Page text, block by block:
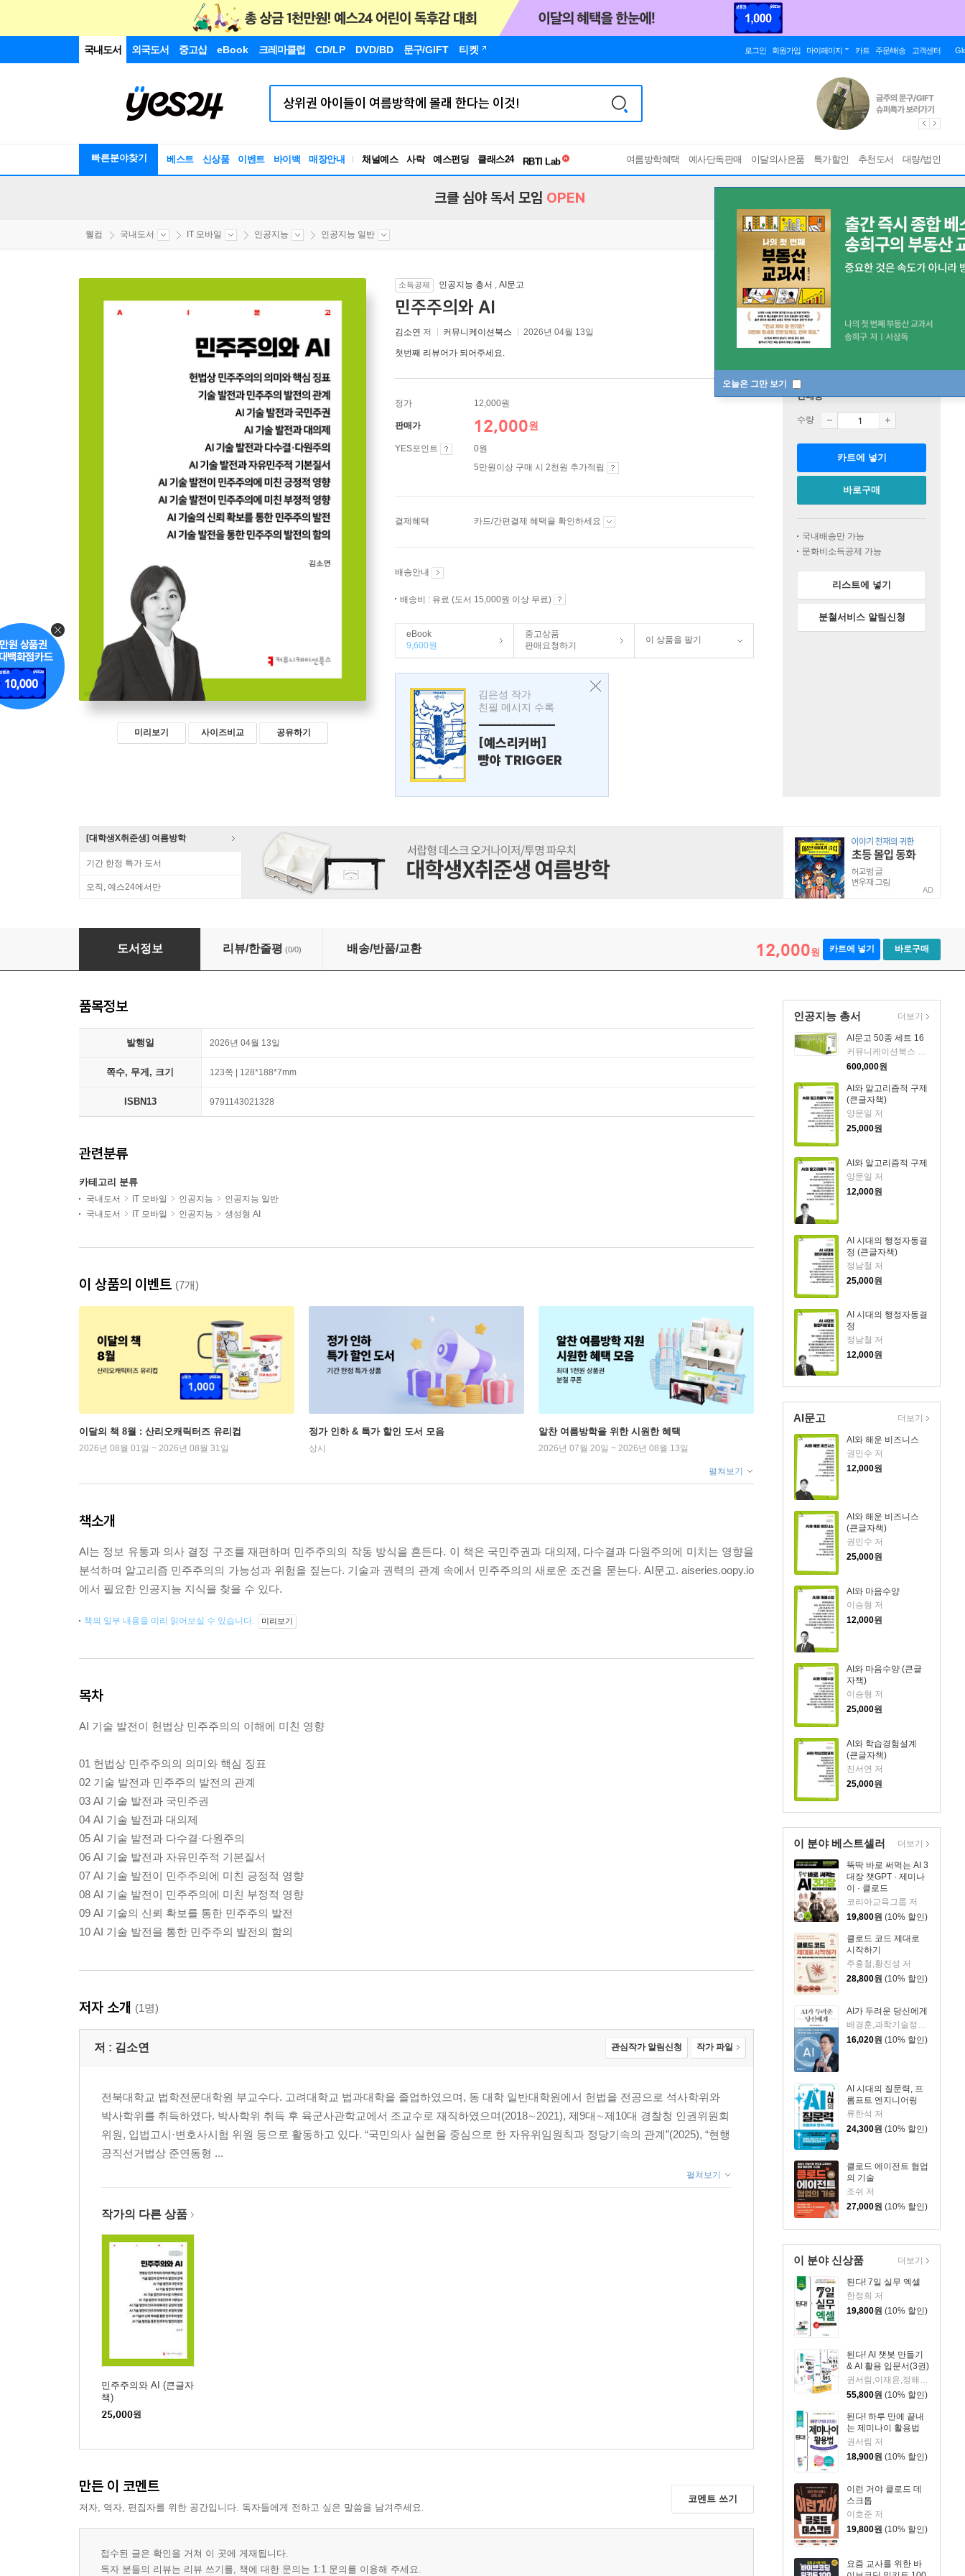
국내도서 외국도서 중고샵 eBook 크레마클럽 CD/LP DVD/BD 문구/GIFT 티켓 로그인 회원가입 마이페이지 카트 주문/배송 고객센터
빠른분야찾기 베스트 신상품 이벤트 바이백 매장안내 채널예스 사락 예스펀딩 클래스24
RBTI Lab
독서유형검사
여름방학혜택 예사단독판매 이달의사은품 특가할인 추천도서 대량/법인
오늘은 그만 보기
크클 심야 독서 모임 OPEN
웰컴 국내도서 IT 모바일 인공지능 인공지능 일반
미리보기 사이즈비교 공유하기
소득공제 인공지능 총서 , AI문고
민주주의와 AI
김소연 저 커뮤니케이션북스 2026년 04월 13일
첫번째 리뷰어가 되어주세요.
정가 12,000원
판매가 12,000원
YES포인트
0원
5만원이상 구매 시 2천원 추가적립
결제혜택 카드/간편결제 혜택을 확인하세요
배송안내
배송비 : 유료 (도서 15,000원 이상 무료)
eBook
9,600원
중고상품
판매요청하기
이 상품을 팔기
김은성 작가
친필 메시지 수록
---------------
[예스리커버]
빵야 TRIGGER
판매중
수량
카트에 넣기
바로구매
국내배송만 가능
문화비소득공제 가능
리스트에 넣기
분철서비스 알림신청
[대학생X취준생] 여름방학
기간 한정 특가 도서
오직, 예스24에서만 AD
민주주의와 AI
도서정보 리뷰/한줄평 (0/0) 배송/반품/교환 12,000원 카트에 넣기 바로구매
인공지능 총서
AI문고 50종 세트 16
커뮤니케이션북스 AI문고 기획팀 저
600,000원
AI와 알고리즘적 구제
(큰글자책)
양문일 저
25,000원
AI와 알고리즘적 구제
양문일 저
12,000원
AI 시대의 행정자동결
정 (큰글자책)
정남철 저
25,000원
AI 시대의 행정자동결
정
정남철 저
12,000원
더보기
AI문고
AI와 해운 비즈니스
권민수 저
12,000원
AI와 해운 비즈니스
(큰글자책)
권민수 저
25,000원
AI와 마음수양
이승형 저
12,000원
AI와 마음수양 (큰글
자책)
이승형 저
25,000원
AI와 학습경험설계
(큰글자책)
진서연 저
25,000원
더보기
이 분야 베스트셀러
뚝딱 바로 써먹는 AI 3
대장 챗GPT · 제미나
이 · 클로드
코리아교육그룹 저
19,800원 (10% 할인)
클로드 코드 제대로
시작하기
주홍철,황진성 저
28,800원 (10% 할인)
AI가 두려운 당신에게
배경훈,과학기술정보통신부 저
16,020원 (10% 할인)
AI 시대의 질문력, 프
롬프트 엔지니어링
류한석 저
24,300원 (10% 할인)
클로드 에이전트 협업
의 기술
조쉬 저
27,000원 (10% 할인)
더보기
이 분야 신상품
된다! 7일 실무 엑셀
한정희 저
19,800원 (10% 할인)
된다! AI 챗봇 만들기
& AI 활용 입문서(3권)
권서림,이재윤,정해준,프롬프트 크리에이터 저
55,800원 (10% 할인)
된다! 하루 만에 끝내
는 제미나이 활용법
권서림 저
18,900원 (10% 할인)
이런 거야 클로드 데
스크톱
이호준 저
19,800원 (10% 할인)
요즘 교사를 위한 바
더보기
품목정보
발행일 2026년 04월 13일
쪽수, 무게, 크기 123쪽 | 128*188*7mm
ISBN13 9791143021328
관련분류
카테고리 분류
국내도서 IT 모바일 인공지능
인공지능 일반
국내도서
IT 모바일 인공지능 생성형 AI
이 상품의 이벤트 (7개)
이달의 책 8월 : 산리오캐릭터즈 유리컵
2026년 08월 01일 ~ 2026년 08월 31일
정가 인하 & 특가 할인 도서 모음
상시
알찬 여름방학을 위한 시원한 혜택
2026년 07월 20일 ~ 2026년 08월 13일
펼쳐보기
책소개
AI는 정보 유통과 의사 결정 구조를 재편하며 민주주의의 작동 방식을 흔든다. 이 책은 국민주권과 대의제, 다수결과 다원주의에 미치는 영향을
분석하며 알고리즘 민주주의의 가능성과 위험을 짚는다. 기술과 권력의 관계 속에서 민주주의의 새로운 조건을 묻는다. AI문고. aiseries.oopy.io
에서 필요한 인공지능 지식을 찾을 수 있다.
책의 일부 내용을 미리 읽어보실 수 있습니다. 미리보기
목차
AI 기술 발전이 헌법상 민주주의의 이해에 미친 영향
01 헌법상 민주주의의 의미와 핵심 징표
02 기술 발전과 민주주의 발전의 관계
03 AI 기술 발전과 국민주권
04 AI 기술 발전과 대의제
05 AI 기술 발전과 다수결·다원주의
06 AI 기술 발전과 자유민주적 기본질서
07 AI 기술 발전이 민주주의에 미친 긍정적 영향
08 AI 기술 발전이 민주주의에 미친 부정적 영향
09 AI 기술의 신뢰 확보를 통한 민주주의 발전
10 AI 기술 발전을 통한 민주주의 발전의 함의
저자 소개 (1명)
저 : 김소연 관심작가 알림신청 작가 파일
전북대학교 법학전문대학원 부교수다. 고려대학교 법과대학을 졸업하였으며, 동 대학 일반대학원에서 헌법을 전공으로 석사학위와
박사학위를 취득하였다. 박사학위 취득 후 육군사관학교에서 조교수로 재직하였으며(2018∼2021), 제9대∼제10대 경찰청 인권위원회
위원, 입법고시·변호사시험 위원 등으로 활동하고 있다. “국민의사 실현을 중심으로 한 자유위임원칙과 정당기속의 관계”(2025), “현행
공직선거법상 준연동형 ...
펼쳐보기
작가의 다른 상품
민주주의와 AI (큰글자
책)
25,000원
만든 이 코멘트
저자, 역자, 편집자를 위한 공간입니다. 독자들에게 전하고 싶은 말씀을 남겨주세요.
코멘트 쓰기
접수된 글은 확인을 거쳐 이 곳에 게재됩니다.
독자 분들의 리뷰는 리뷰 쓰기를, 책에 대한 문의는 1:1 문의를 이용해 주세요.